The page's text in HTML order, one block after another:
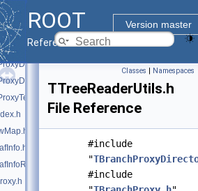
ROOT
Version master
Reference Guide
Classes | Namespaces
TTreeReaderUtils.h
File Reference
#include
"
#include